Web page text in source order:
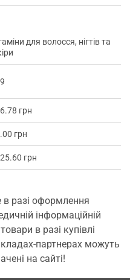
для волосся, нігтів та
грн
грн
грн
в разі оформлення
інформаційній
в разі купівлі
партнерах можуть
на сайті!